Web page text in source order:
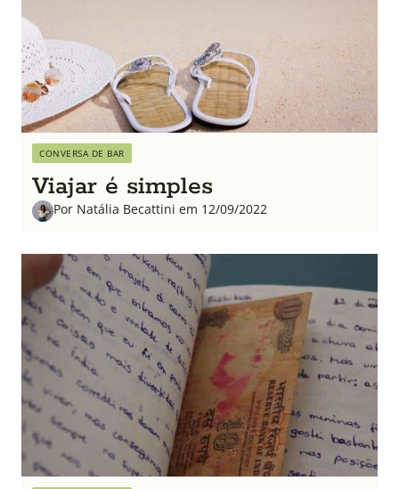
CONVERSA DE BAR
Viajar é simples
Por Natália Becattini em 12/09/2022